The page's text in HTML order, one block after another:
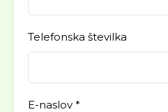
Telefonska številka
E-naslov *